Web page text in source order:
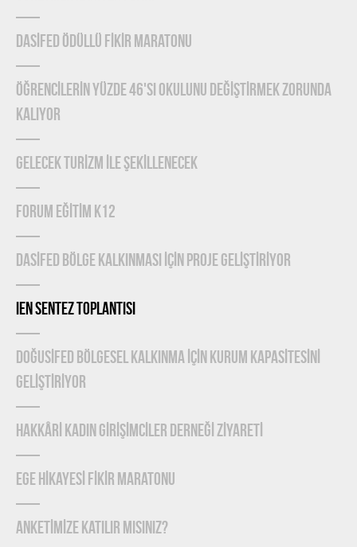
DASİFED ÖDÜLLÜ FİKİR MARATONU
ÖĞRENCİLERİN YÜZDE 46'SI OKULUNU DEĞİŞTİRMEK ZORUNDA
KALIYOR
GELECEK TURİZM İLE ŞEKİLLENECEK
FORUM EĞİTİM K12
DASİFED BÖLGE KALKINMASI İÇİN PROJE GELİŞTİRİYOR
IEN Sentez Toplantısı
DOĞUSİFED BÖLGESEL KALKINMA İÇİN KURUM KAPASİTESİNİ
GELİŞTİRİYOR
HAKKÂRİ KADIN GİRİŞİMCİLER DERNEĞİ ZİYARETİ
EGE HİKAYESİ FİKİR MARATONU
ANKETİMİZE KATILIR MISINIZ?